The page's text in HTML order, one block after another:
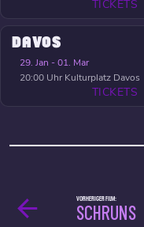
TICKETS
DAVOS
29. Jan - 01. Mar
20:00 Uhr Kulturplatz Davos
TICKETS
VORHERIGER FILM:
SCHRUNS